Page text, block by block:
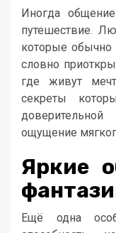
Иногда
путешествие.
которые обычно
словно
где живут
секреты
ощущение
Яркие
Ещё одна